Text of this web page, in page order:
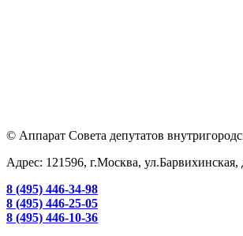
© Аппарат Совета депутатов
Адрес: 121596, г.Москва, ул.Барвихинская,
8 (495) 446-34-98
8 (495) 446-25-05
8 (495) 446-10-36